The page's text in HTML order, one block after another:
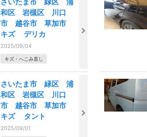
和区 岩槻区 川口
市 越谷市 草加市
キズ デリカ
2025/09/04
キズ・へこみ直し
さいたま市 緑区 浦
和区 岩槻区 川口
市 越谷市 草加市
キズ タント
2025/09/01